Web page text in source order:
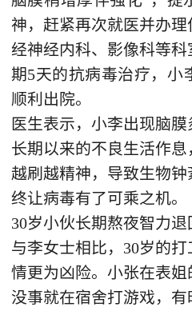
神，赶紧再次就医并办理
经神经内科、影像科等
期5天的抗病毒治疗，小
顺利出院。
医生表示，小李出现脑
长期以来的不良生活作息
越刷越精神，导致生物
终让病毒有了可乘之机。
30岁小伙长期熬夜智力退
与李女士相比，30岁的
情更为凶险。小张在表
没事就在宿舍打游戏，有